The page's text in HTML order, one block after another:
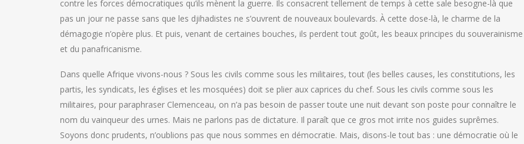
contre les forces démocratiques qu’ils mènent la guerre. Ils consacrent tellement de temps à cette sale besogne-là que
pas un jour ne passe sans que les djihadistes ne s’ouvrent de nouveaux boulevards. À cette dose-là, le charme de la
démagogie n’opère plus. Et puis, venant de certaines bouches, ils perdent tout goût, les beaux principes du souverainisme
et du panafricanisme.
Dans quelle Afrique vivons-nous ? Sous les civils comme sous les militaires, tout (les belles causes, les constitutions, les
partis, les syndicats, les églises et les mosquées) doit se plier aux caprices du chef. Sous les civils comme sous les
militaires, pour paraphraser Clemenceau, on n’a pas besoin de passer toute une nuit devant son poste pour connaître le
nom du vainqueur des urnes. Mais ne parlons pas de dictature. Il paraît que ce gros mot irrite nos guides suprêmes.
Soyons donc prudents, n’oublions pas que nous sommes en démocratie. Mais, disons-le tout bas : une démocratie où le